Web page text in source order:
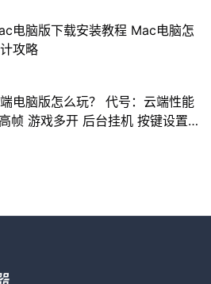
电脑版下载安装教程 Mac电脑怎
攻略
电脑版怎么玩？ 代号：云端性能
帧 游戏多开 后台挂机 按键设置